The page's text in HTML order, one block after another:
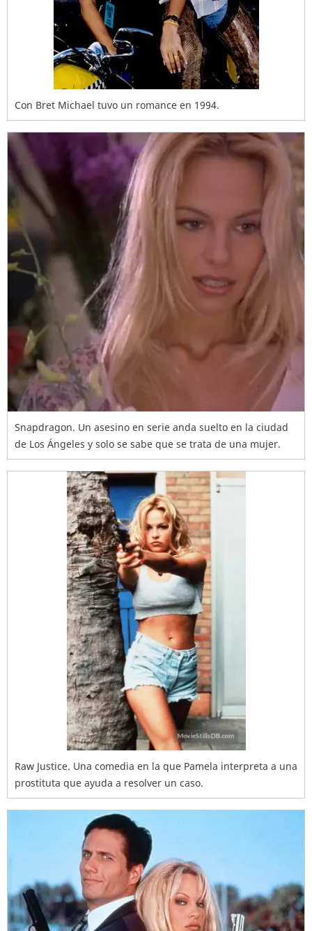
Con Bret Michael tuvo un romance en 1994.
Snapdragon. Un asesino en serie anda suelto en la ciudad
de Los Ángeles y solo se sabe que se trata de una mujer.
Raw Justice. Una comedia en la que Pamela interpreta a una
prostituta que ayuda a resolver un caso.